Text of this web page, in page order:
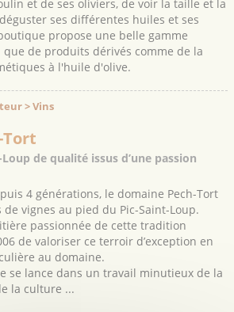
et de ses oliviers, de voir la taille et la
ses différentes huiles et ses
propose une belle gamme
de produits dérivés comme de la
à l'huile d'olive.
> Vins
Tort
de qualité issus d’une passion
4 générations, le domaine Pech-Tort
de vignes au pied du Pic-Saint-Loup.
passionnée de cette tradition
de valoriser ce terroir d’exception en
au domaine.
se lance dans un travail minutieux de la
la culture ...